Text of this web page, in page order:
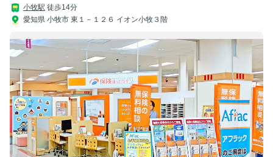
小牧駅 徒歩14分
愛知県 小牧市 東１－１２６ イオン小牧３階